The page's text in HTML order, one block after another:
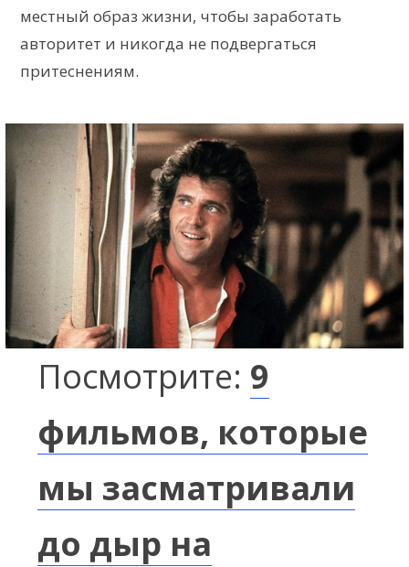
местный образ жизни, чтобы заработать
авторитет и никогда не подвергаться
притеснениям.
Посмотрите: 9
фильмов, которые
мы засматривали
до дыр на